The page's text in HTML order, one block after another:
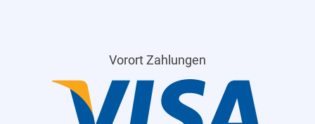
Vorort Zahlungen